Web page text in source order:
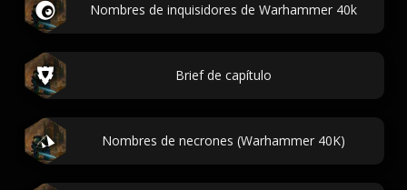
Nombres de inquisidores de Warhammer 40k
Brief de capítulo
Nombres de necrones (Warhammer 40K)